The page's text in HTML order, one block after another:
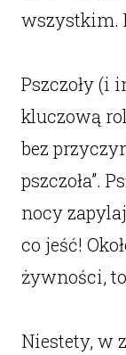
wszystkim.
Pszczoły (i
kluczową
bez
pszczoła”.
nocy
co jeść!
żywności,
Niestety, w